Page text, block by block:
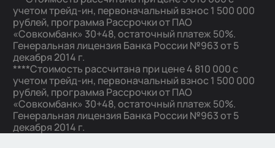
учетом трейд-ин, первоначальный взнос 1 500 000
рублей, программа Рассрочки от ПАО
«Совкомбанк» 30+48, остаточный платеж 50%.
Генеральная лицензия Банка России №963 от 5
декабря 2014 г.
****Стоимость рассчитана при цене 4 810 000 с
учетом трейд-ин, первоначальный взнос 1 500 000
рублей, программа Рассрочки от ПАО
«Совкомбанк» 30+48, остаточный платеж 50%.
Генеральная лицензия Банка России №963 от 5
декабря 2014 г.